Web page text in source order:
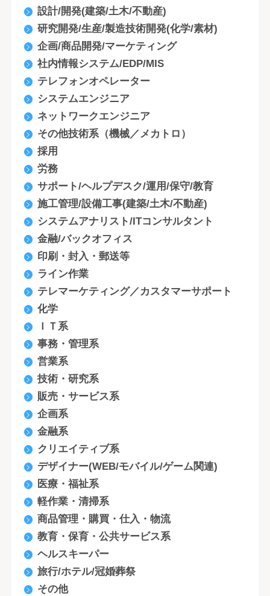
設計/開発(建築/土木/不動産)
研究開発/生産/製造技術開発(化学/素材)
企画/商品開発/マーケティング
社内情報システム/EDP/MIS
テレフォンオペレーター
システムエンジニア
ネットワークエンジニア
その他技術系（機械／メカトロ）
採用
労務
サポート/ヘルプデスク/運用/保守/教育
施工管理/設備工事(建築/土木/不動産)
システムアナリスト/ITコンサルタント
金融/バックオフィス
印刷・封入・郵送等
ライン作業
テレマーケティング／カスタマーサポート
化学
ＩＴ系
事務・管理系
営業系
技術・研究系
販売・サービス系
企画系
金融系
クリエイティブ系
デザイナー(WEB/モバイル/ゲーム関連)
医療・福祉系
軽作業・清掃系
商品管理・購買・仕入・物流
教育・保育・公共サービス系
ヘルスキーパー
旅行/ホテル/冠婚葬祭
その他